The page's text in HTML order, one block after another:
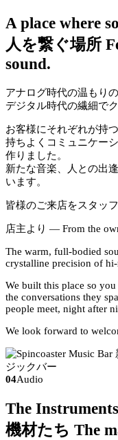
A place where
人を繋ぐ場所
sound.
アナログ時代の温もり
デジタル時代の繊細で
お客様にそれぞれが持
持ちよくコミュニケー
作りました。
新たな音楽、人との出
います。
皆様のご来店をスタッ
店主より — From the
The warm, full-bodied
crystalline precision of
We built this place so
the conversations they
people meet, night after
We look forward to
04Audio
The
機材たち The